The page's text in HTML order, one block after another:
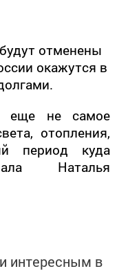
отменены
окажутся в
не самое
отопления,
период куда
Наталья
интересным в